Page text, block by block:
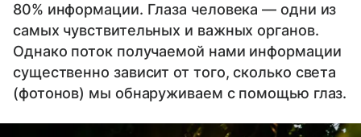
80% информации. Глаза человека — одни из
самых чувствительных и важных органов.
Однако поток получаемой нами информации
существенно зависит от того, сколько света
(фотонов) мы обнаруживаем с помощью глаз.